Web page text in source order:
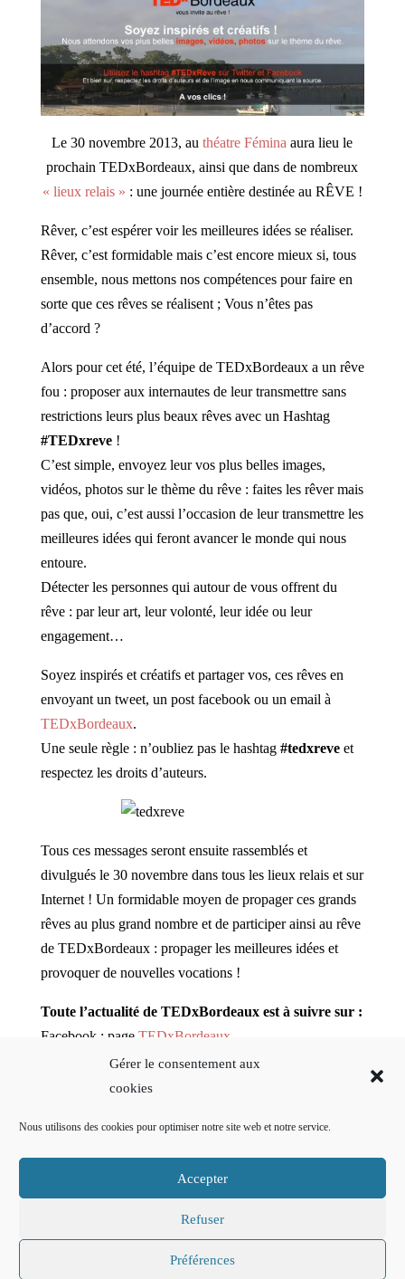
Gérer le consentement aux
cookies
Nous utilisons des cookies pour optimiser notre site web et notre service.
Accepter
Refuser
Préférences
Le 30 novembre 2013, authéatre Fémina aura lieu le
prochain TEDxBordeaux, ainsi que dans de nombreux
« lieux relais » : une journée entière destinée au RÊVE !
Rêver, c’est espérer voir les meilleures idées se réaliser.
Rêver, c’est formidable mais c’est encore mieux si, tous
ensemble, nous mettons nos compétences pour faire en
sorte que ces rêves se réalisent ; Vous n’êtes pas
d’accord ?
Alors pour cet été, l’équipe de TEDxBordeaux a un rêve
fou : proposer aux internautes de leur transmettre sans
restrictions leurs plus beaux rêves avec un Hashtag
#TEDxreve!
C’est simple, envoyez leur vos plus belles images,
vidéos, photos sur le thème du rêve : faites les rêver mais
pas que, oui, c’est aussi l’occasion de leur transmettre les
meilleures idées qui feront avancer le monde qui nous
entoure.
Détecter les personnes qui autour de vous offrent du
rêve : par leur art, leur volonté, leur idée ou leur
engagement…
Soyez inspirés et créatifs et partager vos, ces rêves en
envoyant un tweet, un post facebook ou un email à
TEDxBordeaux.
Une seule règle : n’oubliez pas le hashtag #tedxreveet
respectez les droits d’auteurs.
Tous ces messages seront ensuite rassemblés et
divulgués le 30 novembre dans tous les lieux relais et sur
Internet ! Un formidable moyen de propager ces grands
rêves au plus grand nombre et de participer ainsi au rêve
de TEDxBordeaux : propager les meilleures idées et
provoquer de nouvelles vocations !
Toute l’actualité de TEDxBordeaux est à suivre sur :
Facebook : page TEDxBordeaux
Twitter : compte@tedxbordeaux
Google+: pageTEDxBordeaux
Filkr :TEDxBordeaux
Pinterest : pageTEDxBordeaux
TEDxBordeaux
Amélie Nollet